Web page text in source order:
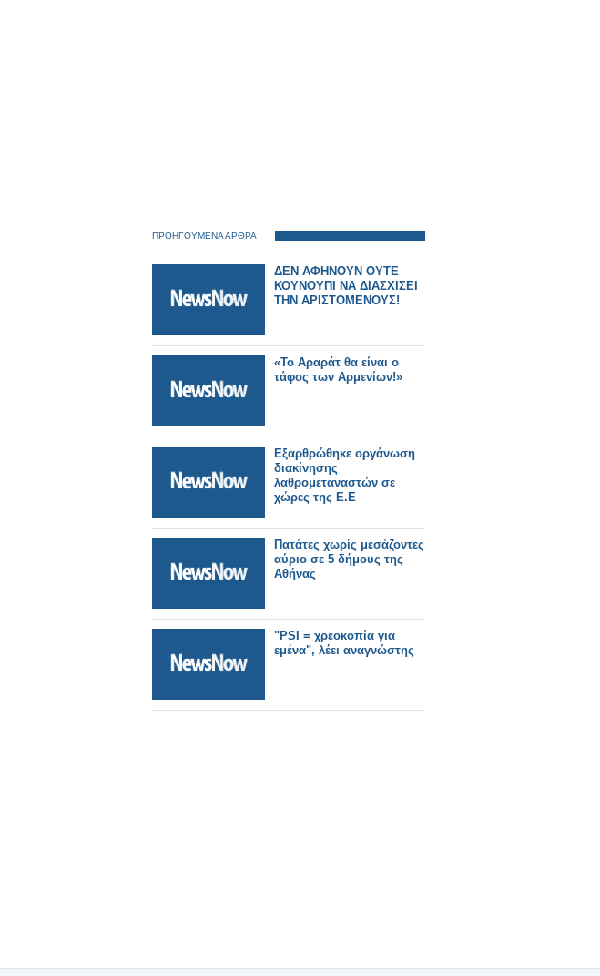
ΠΡΟΗΓΟΥΜΕΝΑ ΑΡΘΡΑ
ΔΕΝ ΑΦΗΝΟΥΝ ΟΥΤΕ
ΚΟΥΝΟΥΠΙ ΝΑ ΔΙΑΣΧΙΣΕΙ
ΤΗΝ ΑΡΙΣΤΟΜΕΝΟΥΣ!
«Το Αραράτ θα είναι ο
τάφος των Αρμενίων!»
Εξαρθρώθηκε οργάνωση
διακίνησης
λαθρομεταναστών σε
χώρες της Ε.Ε
Πατάτες χωρίς μεσάζοντες
αύριο σε 5 δήμους της
Αθήνας
"PSI = χρεοκοπία για
εμένα", λέει αναγνώστης